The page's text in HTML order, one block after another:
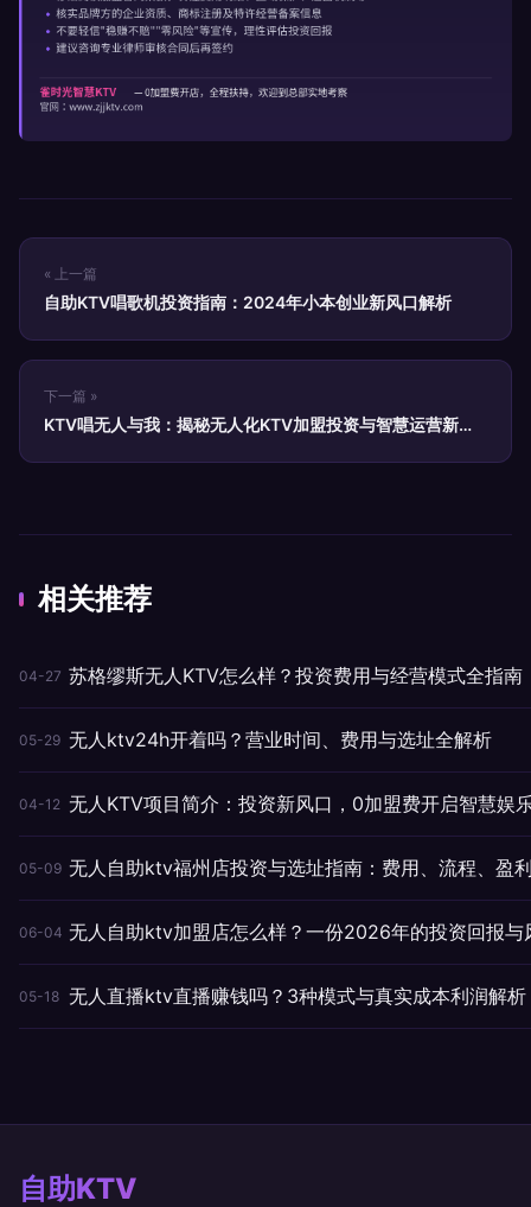
« 上一篇
自助KTV唱歌机投资指南：2024年小本创业新风口解析
下一篇 »
KTV唱无人与我：揭秘无人化KTV加盟投资与智慧运营新趋
相关推荐
04-27 苏格缪斯无人KTV怎么样？投资费用与经营模式全指南
05-29 无人ktv24h开着吗？营业时间、费用与选址全解析
04-12 无人KTV项目简介：投资新风口，0加盟费开启智慧娱
05-09 无人自助ktv福州店投资与选址指南：费用、流程、盈
06-04 无人自助ktv加盟店怎么样？一份2026年的投资回报与
05-18 无人直播ktv直播赚钱吗？3种模式与真实成本利润解析
自助KTV